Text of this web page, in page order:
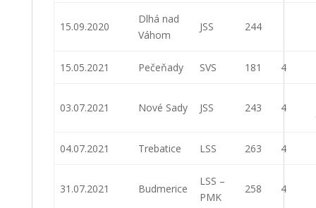
15.09.2020
Dlhá nad
Váhom
JSS 244
15.05.2021 Pečeňady SVS 181 4
03.07.2021 Nové Sady JSS 243 4
04.07.2021 Trebatice LSS 263 4
31.07.2021 Budmerice
LSS –
PMK
258 4